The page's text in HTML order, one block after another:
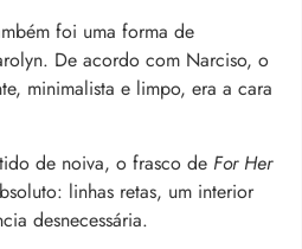
foi uma forma de
De acordo com Narciso, o
minimalista e limpo, era a cara
de noiva, o frasco de For Her
linhas retas, um interior
desnecessária.